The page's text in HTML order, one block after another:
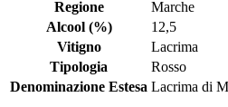
Regione
Marche
Alcool (%)
12,5
Vitigno
Lacrima
Tipologia
Rosso
Denominazione Estesa Lacrima di